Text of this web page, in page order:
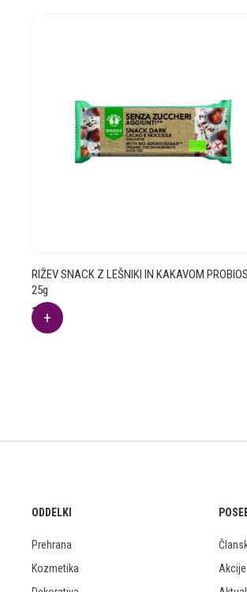
RIŽEV SNACK Z LEŠNIKI IN KAKAVOM
25g
1.86
€
ODDELKI
Prehrana
Kozmetika
Akcije